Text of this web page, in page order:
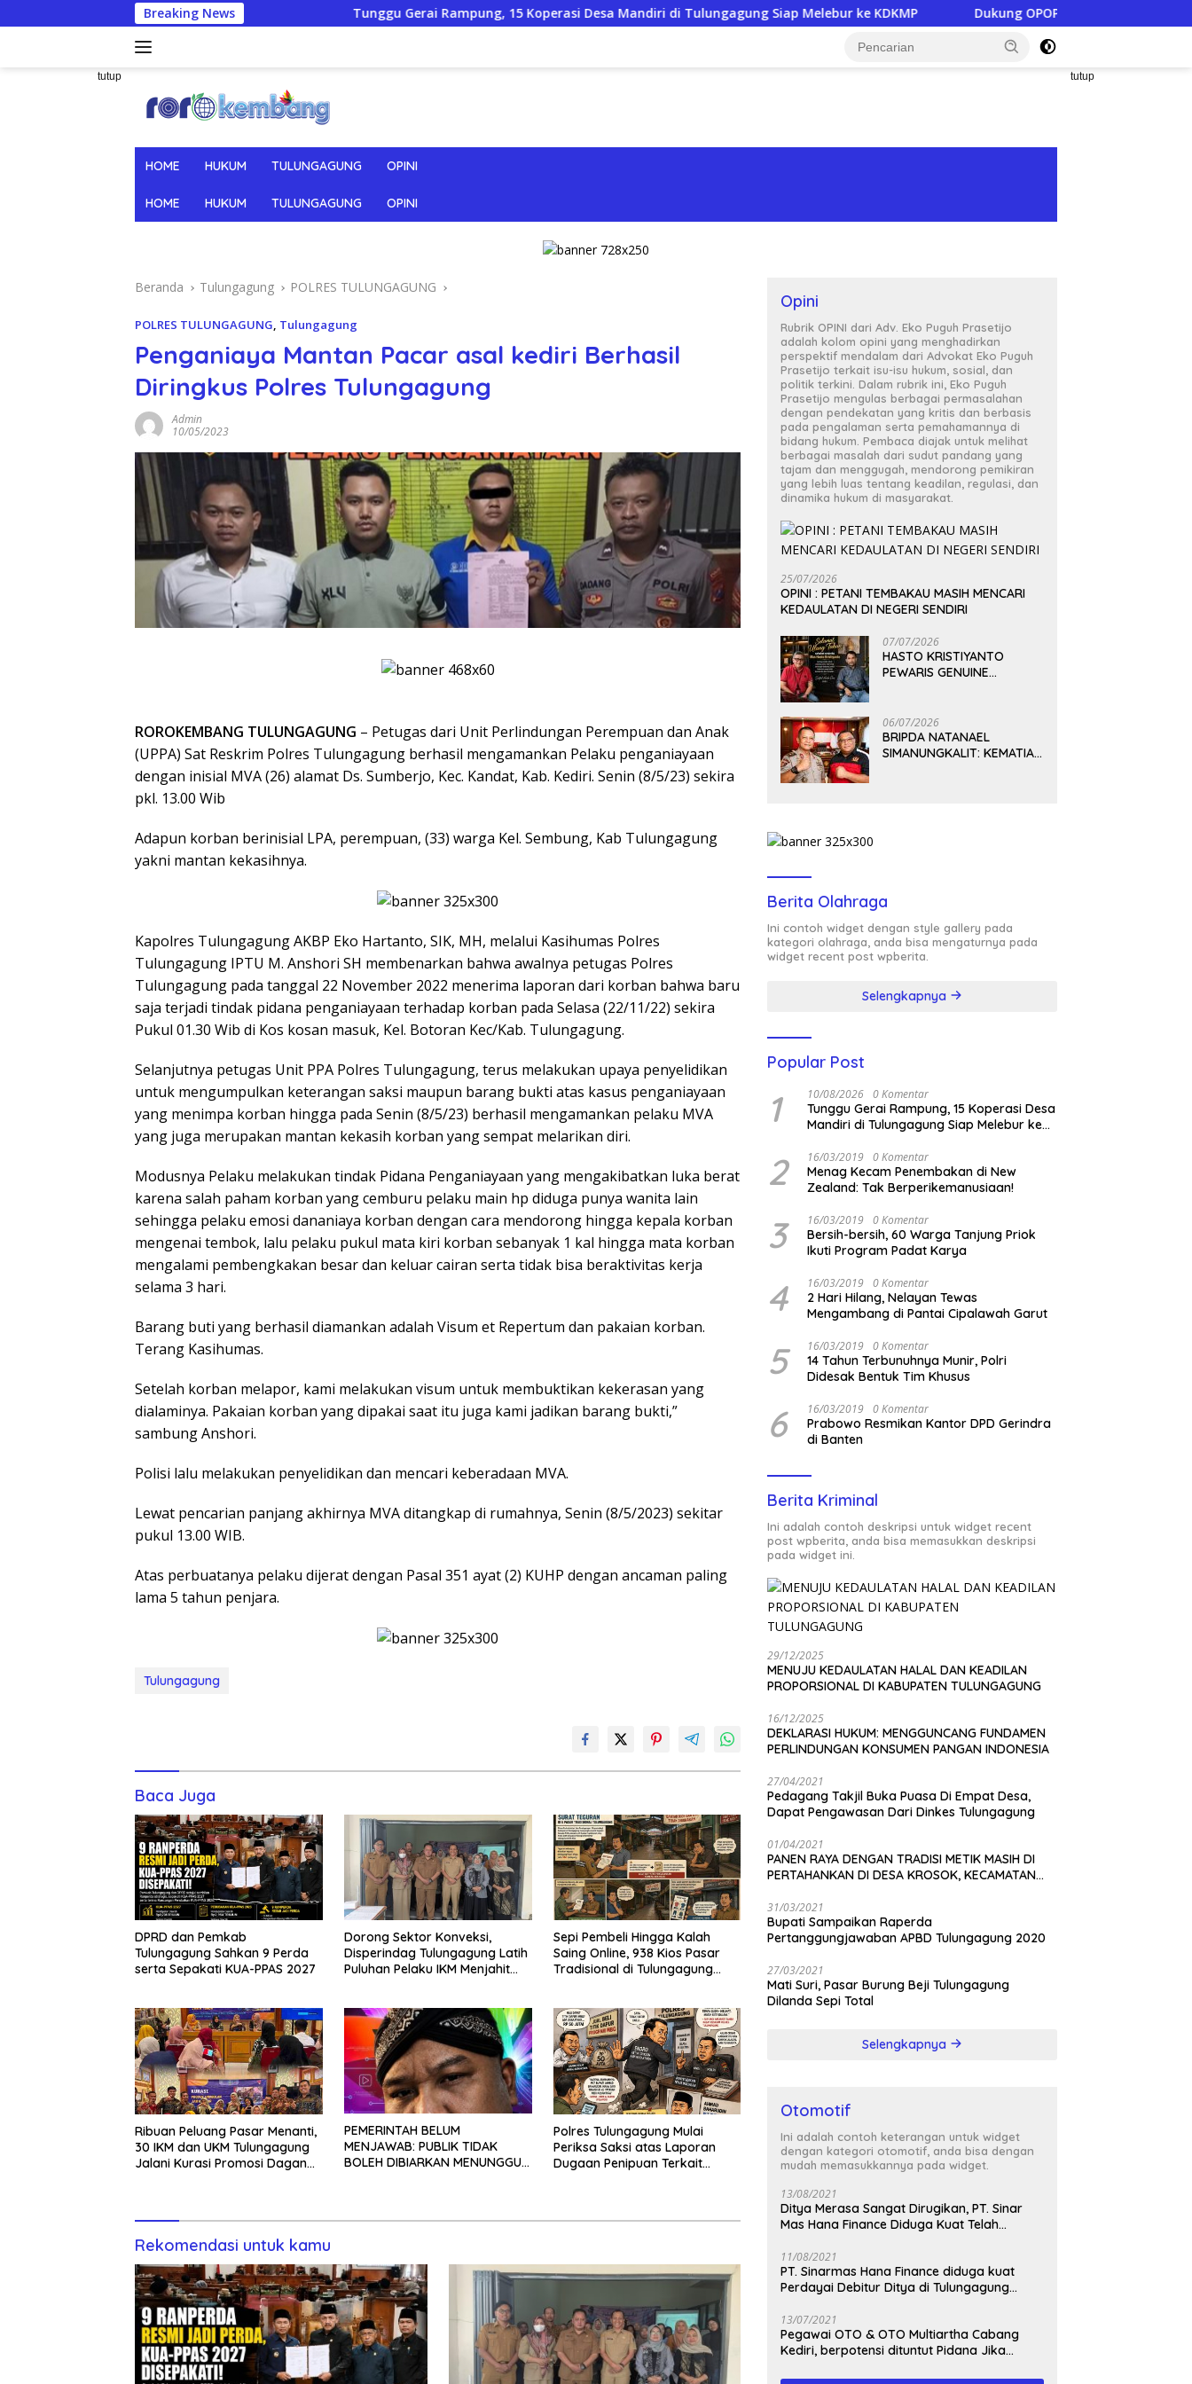
ke
Breaking NewsTunggu Gerai Rampung, 15 Koperasi Desa Mandiri di Tulungagung Siap Melebur ke KDKMP Dukung OPOP Jatim, Pemkab Tulungagung Bekali
tutup tutup
HOME HUKUM TULUNGAGUNG OPINI
HOME HUKUM TULUNGAGUNG OPINI
Beranda Tulungagung POLRES TULUNGAGUNG
POLRES TULUNGAGUNG, Tulungagung
Penganiaya Mantan Pacar asal kediri Berhasil
Diringkus Polres Tulungagung
Admin
10/05/2023
ROROKEMBANG TULUNGAGUNG – Petugas dari Unit Perlindungan Perempuan dan Anak
(UPPA) Sat Reskrim Polres Tulungagung berhasil mengamankan Pelaku penganiayaan
dengan inisial MVA (26) alamat Ds. Sumberjo, Kec. Kandat, Kab. Kediri. Senin (8/5/23) sekira
pkl. 13.00 Wib
Adapun korban berinisial LPA, perempuan, (33) warga Kel. Sembung, Kab Tulungagung
yakni mantan kekasihnya.
Kapolres Tulungagung AKBP Eko Hartanto, SIK, MH, melalui Kasihumas Polres
Tulungagung IPTU M. Anshori SH membenarkan bahwa awalnya petugas Polres
Tulungagung pada tanggal 22 November 2022 menerima laporan dari korban bahwa baru
saja terjadi tindak pidana penganiayaan terhadap korban pada Selasa (22/11/22) sekira
Pukul 01.30 Wib di Kos kosan masuk, Kel. Botoran Kec/Kab. Tulungagung.
Selanjutnya petugas Unit PPA Polres Tulungagung, terus melakukan upaya penyelidikan
untuk mengumpulkan keterangan saksi maupun barang bukti atas kasus penganiayaan
yang menimpa korban hingga pada Senin (8/5/23) berhasil mengamankan pelaku MVA
yang juga merupakan mantan kekasih korban yang sempat melarikan diri.
Modusnya Pelaku melakukan tindak Pidana Penganiayaan yang mengakibatkan luka berat
karena salah paham korban yang cemburu pelaku main hp diduga punya wanita lain
sehingga pelaku emosi dananiaya korban dengan cara mendorong hingga kepala korban
mengenai tembok, lalu pelaku pukul mata kiri korban sebanyak 1 kal hingga mata korban
mengalami pembengkakan besar dan keluar cairan serta tidak bisa beraktivitas kerja
selama 3 hari.
Barang buti yang berhasil diamankan adalah Visum et Repertum dan pakaian korban.
Terang Kasihumas.
Setelah korban melapor, kami melakukan visum untuk membuktikan kekerasan yang
dialaminya. Pakaian korban yang dipakai saat itu juga kami jadikan barang bukti,”
sambung Anshori.
Polisi lalu melakukan penyelidikan dan mencari keberadaan MVA.
Lewat pencarian panjang akhirnya MVA ditangkap di rumahnya, Senin (8/5/2023) sekitar
pukul 13.00 WIB.
Atas perbuatanya pelaku dijerat dengan Pasal 351 ayat (2) KUHP dengan ancaman paling
lama 5 tahun penjara.
Tulungagung
Baca Juga
DPRD dan Pemkab
Tulungagung Sahkan 9 Perda
serta Sepakati KUA-PPAS 2027
Dorong Sektor Konveksi,
Disperindag Tulungagung Latih
Puluhan Pelaku IKM Menjahit
Sepi Pembeli Hingga Kalah
Saing Online, 938 Kios Pasar
Tradisional di Tulungagung
Ribuan Peluang Pasar Menanti,
30 IKM dan UKM Tulungagung
Jalani Kurasi Promosi Dagang
PEMERINTAH BELUM
MENJAWAB: PUBLIK TIDAK
BOLEH DIBIARKAN MENUNGGU
Polres Tulungagung Mulai
Periksa Saksi atas Laporan
Dugaan Penipuan Terkait
Rekomendasi untuk kamu
Opini
Rubrik OPINI dari Adv. Eko Puguh Prasetijo
adalah kolom opini yang menghadirkan
perspektif mendalam dari Advokat Eko Puguh
Prasetijo terkait isu-isu hukum, sosial, dan
politik terkini. Dalam rubrik ini, Eko Puguh
Prasetijo mengulas berbagai permasalahan
dengan pendekatan yang kritis dan berbasis
pada pengalaman serta pemahamannya di
bidang hukum. Pembaca diajak untuk melihat
berbagai masalah dari sudut pandang yang
tajam dan menggugah, mendorong pemikiran
yang lebih luas tentang keadilan, regulasi, dan
dinamika hukum di masyarakat.
25/07/2026
OPINI : PETANI TEMBAKAU MASIH MENCARI
KEDAULATAN DI NEGERI SENDIRI
07/07/2026
HASTO KRISTIYANTO
PEWARIS GENUINE
06/07/2026
BRIPDA NATANAEL
SIMANUNGKALIT: KEMATIAN
Berita Olahraga
Ini contoh widget dengan style gallery pada
kategori olahraga, anda bisa mengaturnya pada
widget recent post wpberita.
Selengkapnya
Popular Post
1 10/08/2026 0 Komentar
Tunggu Gerai Rampung, 15 Koperasi Desa
Mandiri di Tulungagung Siap Melebur ke
2 16/03/2019 0 Komentar
Menag Kecam Penembakan di New
Zealand: Tak Berperikemanusiaan!
3 16/03/2019 0 Komentar
Bersih-bersih, 60 Warga Tanjung Priok
Ikuti Program Padat Karya
4 16/03/2019 0 Komentar
2 Hari Hilang, Nelayan Tewas
Mengambang di Pantai Cipalawah Garut
5 16/03/2019 0 Komentar
14 Tahun Terbunuhnya Munir, Polri
Didesak Bentuk Tim Khusus
6 16/03/2019 0 Komentar
Prabowo Resmikan Kantor DPD Gerindra
di Banten
Berita Kriminal
Ini adalah contoh deskripsi untuk widget recent
post wpberita, anda bisa memasukkan deskripsi
pada widget ini.
29/12/2025
MENUJU KEDAULATAN HALAL DAN KEADILAN
PROPORSIONAL DI KABUPATEN TULUNGAGUNG
16/12/2025
DEKLARASI HUKUM: MENGGUNCANG FUNDAMEN
PERLINDUNGAN KONSUMEN PANGAN INDONESIA
27/04/2021
Pedagang Takjil Buka Puasa Di Empat Desa,
Dapat Pengawasan Dari Dinkes Tulungagung
01/04/2021
PANEN RAYA DENGAN TRADISI METIK MASIH DI
PERTAHANKAN DI DESA KROSOK, KECAMATAN
31/03/2021
Bupati Sampaikan Raperda
Pertanggungjawaban APBD Tulungagung 2020
27/03/2021
Mati Suri, Pasar Burung Beji Tulungagung
Dilanda Sepi Total
Selengkapnya
Otomotif
Ini adalah contoh keterangan untuk widget
dengan kategori otomotif, anda bisa dengan
mudah memasukkannya pada widget.
13/08/2021
Ditya Merasa Sangat Dirugikan, PT. Sinar
Mas Hana Finance Diduga Kuat Telah
11/08/2021
PT. Sinarmas Hana Finance diduga kuat
Perdayai Debitur Ditya di Tulungagung
13/07/2021
Pegawai OTO & OTO Multiartha Cabang
Kediri, berpotensi dituntut Pidana Jika